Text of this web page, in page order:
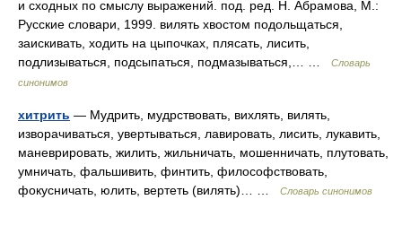
и сходных по смыслу выражений. под. ред. Н. Абрамова, М.:
Русские словари, 1999. вилять хвостом подольщаться,
заискивать, ходить на цыпочках, плясать, лисить,
подлизываться, подсыпаться, подмазываться,… …
Словарь
синонимов
хитрить — Мудрить, мудрствовать, вихлять, вилять,
изворачиваться, увертываться, лавировать, лисить, лукавить,
маневрировать, жилить, жильничать, мошенничать, плутовать,
умничать, фальшивить, финтить, философствовать,
фокусничать, юлить, вертеть (вилять)… …
Словарь синонимов